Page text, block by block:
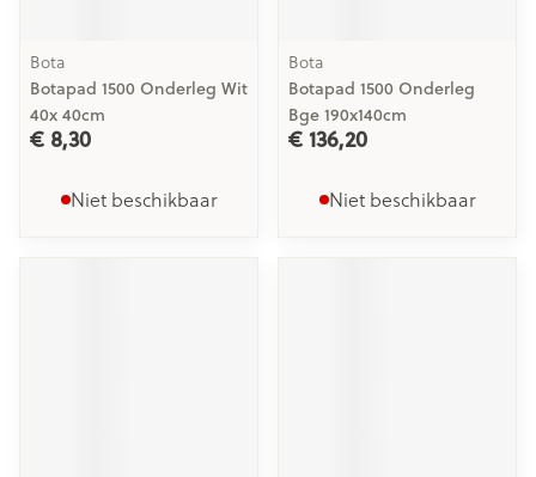
Bota
Botapad 1500 Onderleg Wit
40x 40cm
€ 8,30
Niet beschikbaar
Bota
Botapad 1500 Onderleg
Bge 190x140cm
€ 136,20
Niet beschikbaar